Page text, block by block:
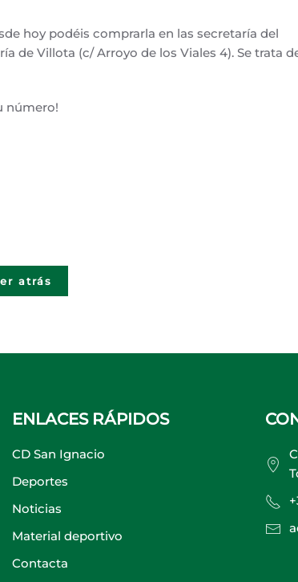
hoy podéis comprarla en las secretaría del
de Villota (c/ Arroyo de los Viales 4). Se trata
número!
atrás
ENLACES RÁPIDOS
CD San Ignacio
Deportes
Noticias
Material deportivo
Contacta